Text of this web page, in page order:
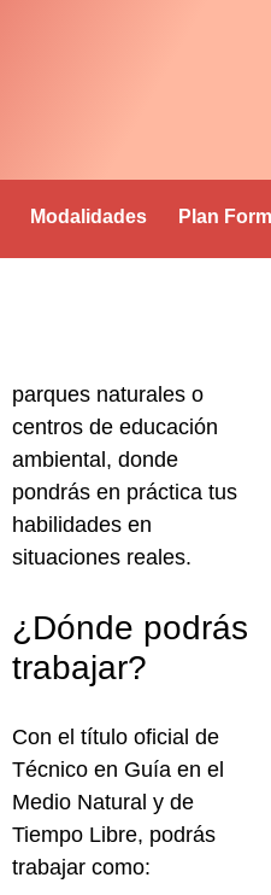
Modalidades Plan
parques naturales o
centros de educación
ambiental, donde
pondrás en práctica tus
habilidades en
situaciones reales.
¿Dónde podrás
trabajar?
Con el título oficial de
Técnico en Guía en el
Medio Natural y de
Tiempo Libre, podrás
trabajar como: